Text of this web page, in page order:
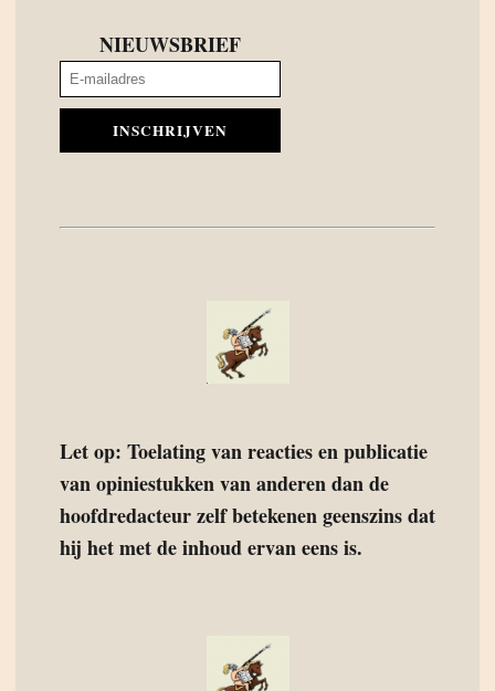
NIEUWSBRIEF
INSCHRIJVEN
Let op: Toelating van reacties en publicatie
van opiniestukken van anderen dan de
hoofdredacteur zelf betekenen geenszins dat
hij het met de inhoud ervan eens is.